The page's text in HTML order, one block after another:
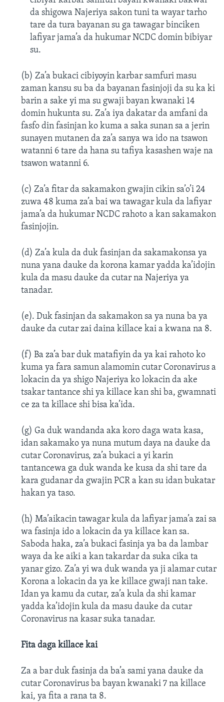
da shigowa Najeriya sakon tuni ta wayar tarho
tare da tura bayanan su ga tawagar binciken
lafiyar jama’a da hukumar NCDC domin bibiyar
su.
(b) Za’a bukaci cibiyoyin karbar samfuri masu
zaman kansu su ba da bayanan fasinjoji da su ka ki
barin a sake yi ma su gwaji bayan kwanaki 14
domin hukunta su. Za’a iya dakatar da amfani da
fasfo din fasinjan ko kuma a saka sunan sa a jerin
sunayen mutanen da za’a sanya wa ido na tsawon
watanni 6 tare da hana su tafiya kasashen waje na
tsawon watanni 6.
(c) Za’a fitar da sakamakon gwajin cikin sa’o’i 24
zuwa 48 kuma za’a bai wa tawagar kula da lafiyar
jama’a da hukumar NCDC rahoto a kan sakamakon
fasinjojin.
(d) Za’a kula da duk fasinjan da sakamakonsa ya
nuna yana dauke da korona kamar yadda ka’idojin
kula da masu dauke da cutar na Najeriya ya
tanadar.
(e). Duk fasinjan da sakamakon sa ya nuna ba ya
dauke da cutar zai daina killace kai a kwana na 8.
(f) Ba za’a bar duk matafiyin da ya kai rahoto ko
kuma ya fara samun alamomin cutar Coronavirus a
lokacin da ya shigo Najeriya ko lokacin da ake
tsakar tantance shi ya killace kan shi ba, gwamnati
ce za ta killace shi bisa ka’ida.
(g) Ga duk wandanda aka koro daga wata kasa,
idan sakamako ya nuna mutum daya na dauke da
cutar Coronavirus, za’a bukaci a yi karin
tantancewa ga duk wanda ke kusa da shi tare da
kara gudanar da gwajin PCR a kan su idan bukatar
hakan ya taso.
(h) Ma’aikacin tawagar kula da lafiyar jama’a zai sa
wa fasinja ido a lokacin da ya killace kan sa.
Saboda haka, za’a bukaci fasinja ya ba da lambar
waya da ke aiki a kan takardar da suka cika ta
yanar gizo. Za’a yi wa duk wanda ya ji alamar cutar
Korona a lokacin da ya ke killace gwaji nan take.
Idan ya kamu da cutar, za’a kula da shi kamar
yadda ka’idojin kula da masu dauke da cutar
Coronavirus na kasar suka tanadar.
Fita daga killace kai
Za a bar duk fasinja da ba’a sami yana dauke da
cutar Coronavirus ba bayan kwanaki 7 na killace
kai, ya fita a rana ta 8.